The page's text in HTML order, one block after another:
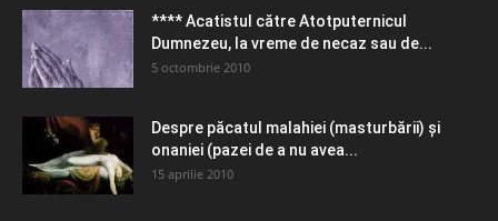
**** Acatistul către Atotputernicul
Dumnezeu, la vreme de necaz sau de...
5 octombrie 2010
Despre păcatul malahiei (masturbării) şi
onaniei (pazei de a nu avea...
15 aprilie 2010